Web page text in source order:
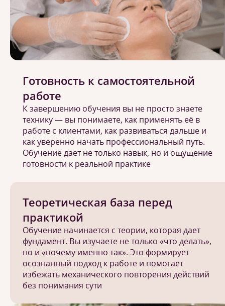
Теоретическая база перед
практикой
Обучение начинается с теории, которая дает
фундамент. Вы изучаете не только «что делать»,
но и «почему именно так». Это формирует
осознанный подход к работе и помогает
избежать механического повторения действий
без понимания сути
Готовность к самостоятельной
работе
К завершению обучения вы не просто знаете
технику — вы понимаете, как применять её в
работе с клиентами, как развиваться дальше и
как уверенно начать профессиональный путь.
Обучение дает не только навык, но и ощущение
готовности к реальной практике